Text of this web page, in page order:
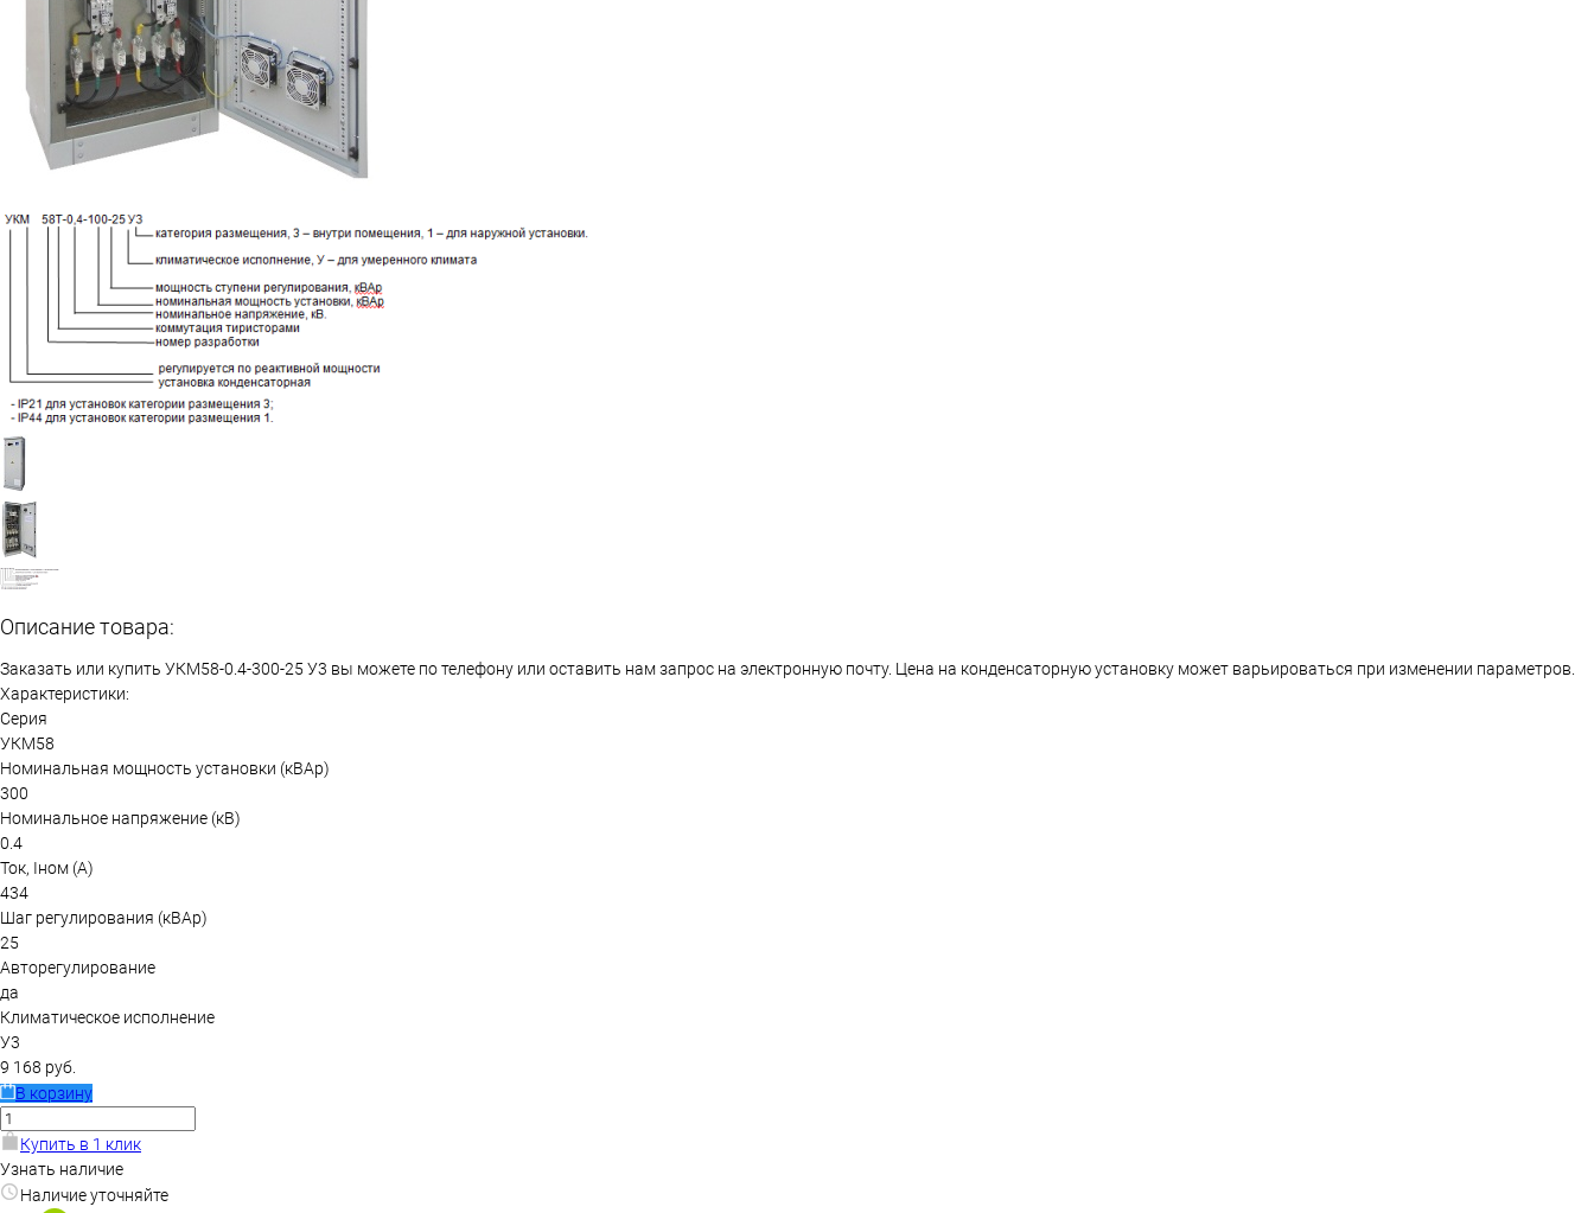
Описание товара:
Заказать или купить УКМ58-0.4-300-25 У3 вы можете по телефону или оставить нам запрос на электронную почту. Цена на конденсаторную установку может варьироваться при изменении параметров.
Характеристики:
Серия
УКМ58
Номинальная мощность установки (кВАр)
300
Номинальное напряжение (кВ)
0.4
Ток, Iном (А)
434
Шаг регулирования (кВАр)
25
Авторегулирование
да
Климатическое исполнение
У3
9 168 руб.
В корзину
Купить в 1 клик
Узнать наличие
Наличие уточняйте